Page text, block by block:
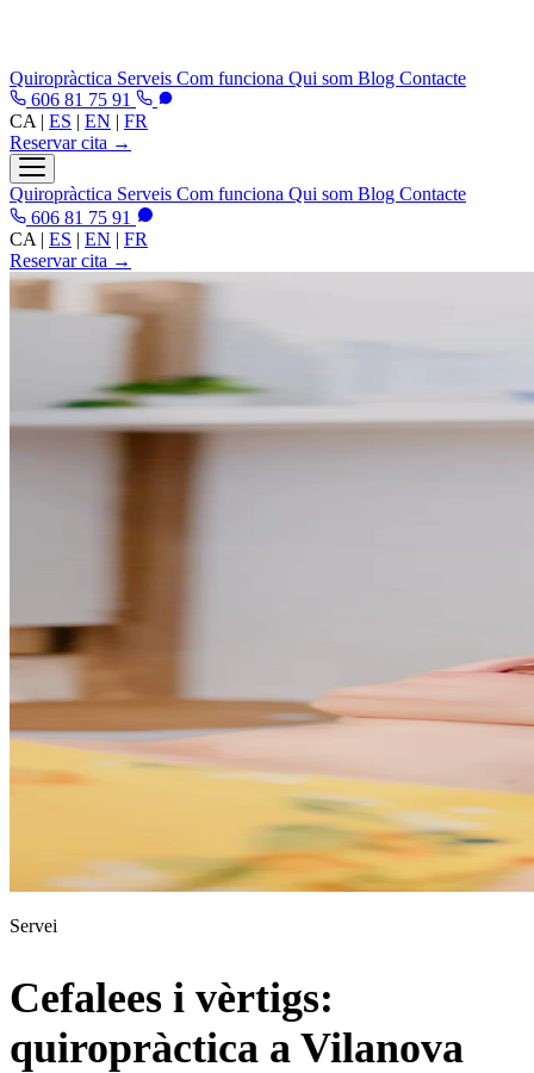
Quiropràctica Serveis Com funciona Qui som Blog Contacte
606 81 75 91
CA | ES | EN | FR
Reservar cita →
Quiropràctica Serveis Com funciona Qui som Blog Contacte
606 81 75 91
CA | ES | EN | FR
Reservar cita →
Servei
Cefalees i vèrtigs:
quiropràctica a Vilanova